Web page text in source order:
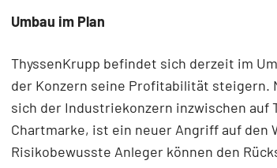
Umbau im Plan
ThyssenKrupp befindet sich derzeit im
der Konzern seine Profitabilität steigern.
sich der Industriekonzern inzwischen auf
Chartmarke, ist ein neuer Angriff auf den
Risikobewusste Anleger können den